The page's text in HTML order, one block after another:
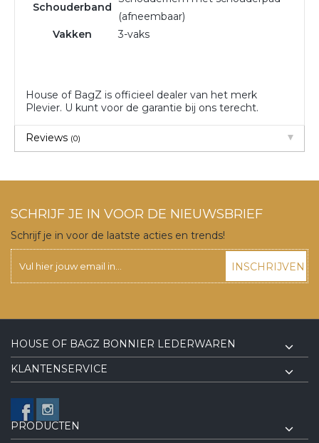
Schouderband
(afneembaar)
Vakken
3-vaks
House of BagZ is officieel dealer van het merk
Plevier. U kunt voor de garantie bij ons terecht.
Reviews (0)
SCHRIJF JE IN VOOR DE NIEUWSBRIEF
Schrijf je in voor de laatste acties en trends!
INSCHRIJVEN
HOUSE OF BAGZ BONNIER LEDERWAREN
KLANTENSERVICE
PRODUCTEN